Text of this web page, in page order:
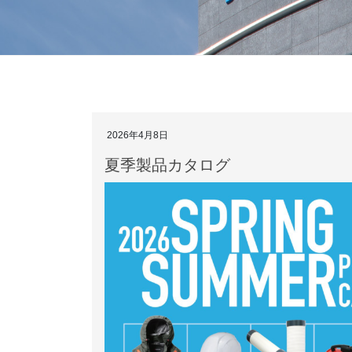
2026年4月8日
夏季製品カタログ